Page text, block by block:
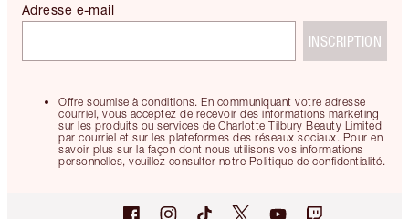
Offre soumise à conditions. En communiquant votre adresse
courriel, vous acceptez de recevoir des informations marketing
sur les produits ou services de Charlotte Tilbury Beauty Limited
par courriel et sur les plateformes des réseaux sociaux. Pour en
savoir plus sur la façon dont nous utilisons vos informations
personnelles, veuillez consulter notre Politique de confidentialité.
Adresse e-mail
INSCRIPTION